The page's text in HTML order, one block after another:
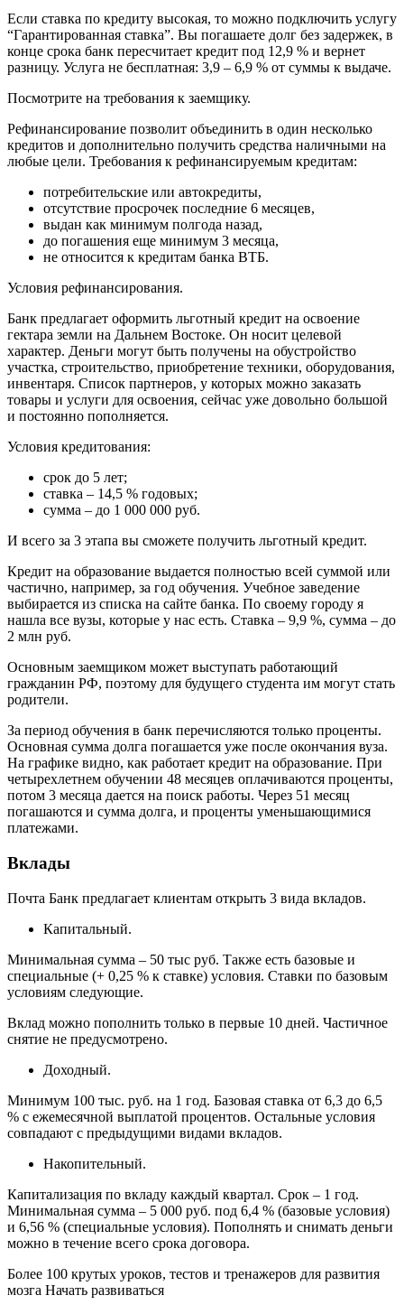
Если ставка по кредиту высокая, то можно подключить услугу
“Гарантированная ставка”. Вы погашаете долг без задержек, в
конце срока банк пересчитает кредит под 12,9 % и вернет
разницу. Услуга не бесплатная: 3,9 – 6,9 % от суммы к выдаче.
Посмотрите на требования к заемщику.
Рефинансирование позволит объединить в один несколько
кредитов и дополнительно получить средства наличными на
любые цели. Требования к рефинансируемым кредитам:
потребительские или автокредиты,
отсутствие просрочек последние 6 месяцев,
выдан как минимум полгода назад,
до погашения еще минимум 3 месяца,
не относится к кредитам банка ВТБ.
Условия рефинансирования.
Банк предлагает оформить льготный кредит на освоение
гектара земли на Дальнем Востоке. Он носит целевой
характер. Деньги могут быть получены на обустройство
участка, строительство, приобретение техники, оборудования,
инвентаря. Список партнеров, у которых можно заказать
товары и услуги для освоения, сейчас уже довольно большой
и постоянно пополняется.
Условия кредитования:
срок до 5 лет;
ставка – 14,5 % годовых;
сумма – до 1 000 000 руб.
И всего за 3 этапа вы сможете получить льготный кредит.
Кредит на образование выдается полностью всей суммой или
частично, например, за год обучения. Учебное заведение
выбирается из списка на сайте банка. По своему городу я
нашла все вузы, которые у нас есть. Ставка – 9,9 %, сумма – до
2 млн руб.
Основным заемщиком может выступать работающий
гражданин РФ, поэтому для будущего студента им могут стать
родители.
За период обучения в банк перечисляются только проценты.
Основная сумма долга погашается уже после окончания вуза.
На графике видно, как работает кредит на образование. При
четырехлетнем обучении 48 месяцев оплачиваются проценты,
потом 3 месяца дается на поиск работы. Через 51 месяц
погашаются и сумма долга, и проценты уменьшающимися
платежами.
Вклады
Почта Банк предлагает клиентам открыть 3 вида вкладов.
Капитальный.
Минимальная сумма – 50 тыс руб. Также есть базовые и
специальные (+ 0,25 % к ставке) условия. Ставки по базовым
условиям следующие.
Вклад можно пополнить только в первые 10 дней. Частичное
снятие не предусмотрено.
Доходный.
Минимум 100 тыс. руб. на 1 год. Базовая ставка от 6,3 до 6,5
% с ежемесячной выплатой процентов. Остальные условия
совпадают с предыдущими видами вкладов.
Накопительный.
Капитализация по вкладу каждый квартал. Срок – 1 год.
Минимальная сумма – 5 000 руб. под 6,4 % (базовые условия)
и 6,56 % (специальные условия). Пополнять и снимать деньги
можно в течение всего срока договора.
Более 100 крутых уроков, тестов и тренажеров для развития
мозга Начать развиваться